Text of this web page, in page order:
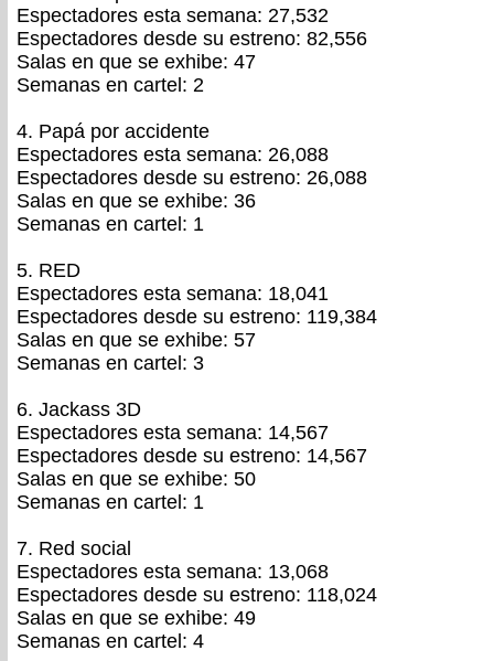
Espectadores esta semana: 27,532
Espectadores desde su estreno: 82,556
Salas en que se exhibe: 47
Semanas en cartel: 2
4. Papá por accidente
Espectadores esta semana: 26,088
Espectadores desde su estreno: 26,088
Salas en que se exhibe: 36
Semanas en cartel: 1
5. RED
Espectadores esta semana: 18,041
Espectadores desde su estreno: 119,384
Salas en que se exhibe: 57
Semanas en cartel: 3
6. Jackass 3D
Espectadores esta semana: 14,567
Espectadores desde su estreno: 14,567
Salas en que se exhibe: 50
Semanas en cartel: 1
7. Red social
Espectadores esta semana: 13,068
Espectadores desde su estreno: 118,024
Salas en que se exhibe: 49
Semanas en cartel: 4